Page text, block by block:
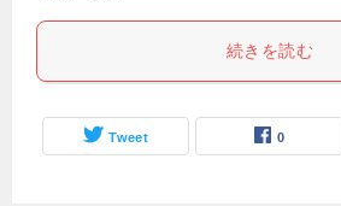
続きを読む
Tweet 0